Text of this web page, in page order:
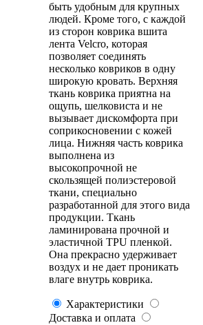
быть удобным для крупных
людей. Кроме того, с каждой
из сторон коврика вшита
лента Velcro, которая
позволяет соединять
несколько ковриков в одну
широкую кровать. Верхняя
ткань коврика приятна на
ощупь, шелковиста и не
вызывает дискомфорта при
соприкосновении с кожей
лица. Нижняя часть коврика
выполнена из
высокопрочной не
скользящей полиэстеровой
ткани, специально
разработанной для этого вида
продукции. Ткань
ламинирована прочной и
эластичной TPU пленкой.
Она прекрасно удерживает
воздух и не дает проникать
влаге внутрь коврика.
Характеристики
Доставка и оплата